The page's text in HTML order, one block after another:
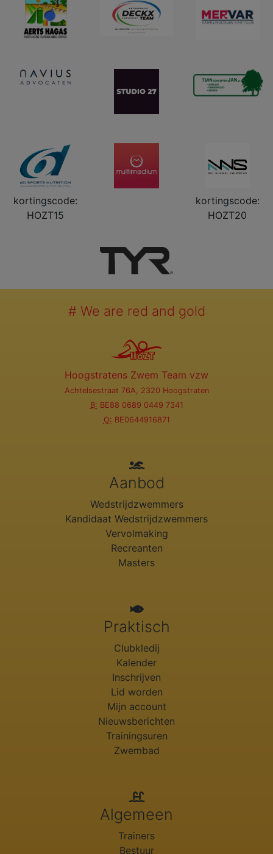
kortingscode:
HOZT15
kortingscode:
HOZT20
# We are red and gold
Hoogstratens Zwem Team vzw
Achtelsestraat 76A, 2320 Hoogstraten
B: BE88 0689 0449 7341
O: BE0644916871
Aanbod
Wedstrijdzwemmers
Kandidaat Wedstrijdzwemmers
Vervolmaking
Recreanten
Masters
Praktisch
Clubkledij
Kalender
Inschrijven
Lid worden
Mijn account
Nieuwsberichten
Trainingsuren
Zwembad
Algemeen
Trainers
Bestuur